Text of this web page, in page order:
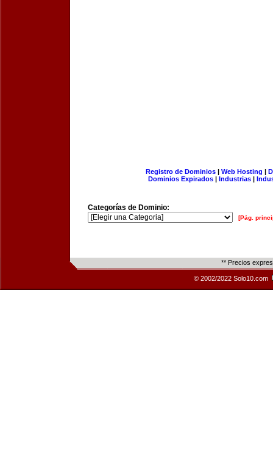
Registro de Dominios| Web Hosting |
Dominios Expirados | Industrias |
Categorías de Dominio:
[Pág.
** Precios
© 2002/2022 Solo10.com